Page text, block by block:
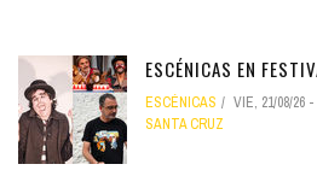
ESCÉNICAS EN
ESCÉNICAS VIE, 21/08/26 -
SANTA CRUZ